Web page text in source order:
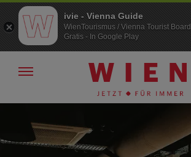
Zur
Navigation
Zum
Navigation
ivie - Vienna Guide
WienTourismus / Vienna Tourist Board
Gratis - In Google Play